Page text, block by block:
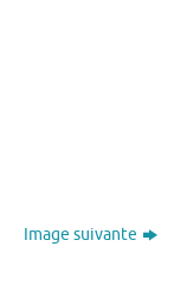
Image suivante